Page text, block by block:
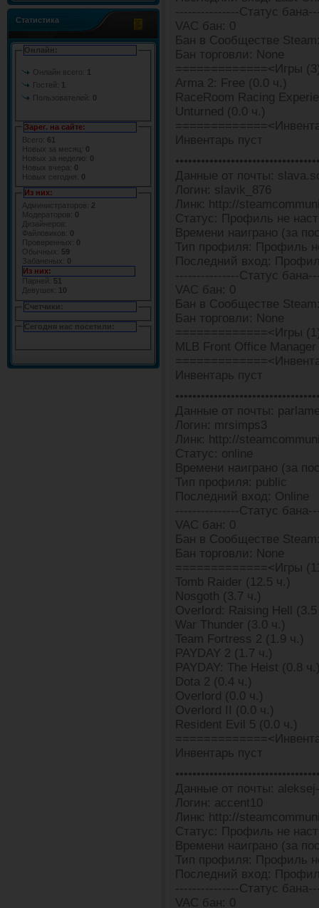
Статистика
Онлайн:
Онлайн всего: 1
Гостей: 1
Пользователей: 0
Зарег. на сайте:
Всего: 61
Новых за месяц: 0
Новых за неделю: 0
Новых вчера: 0
Новых сегодня: 0
Из них:
Администраторов: 2
Модераторов: 0
Дизайнеров:
Файловиков: 0
Проверенных: 0
Обычных: 59
Забаненых: 0
Из них:
Парней: 51
Девушек:
10
Счетчики:
Сегодня нас посетили:
---------------Статус
VAC бан: 0
Бан в Сообществе
Бан торговли: None
=============<Игры
Arma 2: Free (0.0 ч.)
RaceRoom Racing
Unturned (0.0 ч.)
Инвентарь пуст
Данные от почты:
Логин: slavik_876
Линк: http://
Статус: Профиль не
Времени наиграно (за
Тип профиля: Профиль
Последний вход:
---------------Статус
VAC бан: 0
Бан в Сообществе
Бан торговли: None
=============<Игры
MLB Front Office
Инвентарь пуст
Данные от почты:
Логин: mrsimps3
Линк: http://
Статус: online
Времени наиграно (за
Тип профиля: public
Последний вход: Online
---------------Статус
VAC бан: 0
Бан в Сообществе
Бан торговли: None
=============<Игры
Tomb Raider (12.5 ч.)
Nosgoth (3.7 ч.)
Overlord: Raising Hell
War Thunder (3.0 ч.)
Team Fortress 2 (1.9 ч.)
PAYDAY 2 (1.7 ч.)
PAYDAY: The Heist (0.8
Dota 2 (0.4 ч.)
Overlord (0.0 ч.)
Overlord II (0.0 ч.)
Resident Evil 5 (0.0 ч.)
Инвентарь пуст
Данные от почты:
Логин: accent10
Линк: http://
Статус: Профиль не
Времени наиграно (за
Тип профиля: Профиль
Последний вход:
---------------Статус
VAC бан: 0